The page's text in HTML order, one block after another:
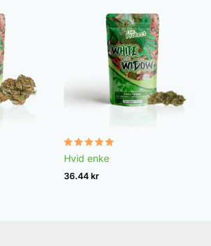
Vurderet
4.97
ud af 5
Hvid enke
36.44 kr